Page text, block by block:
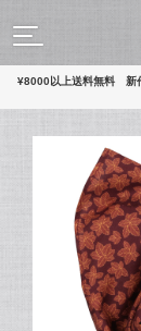
¥8000以上送料無料 新